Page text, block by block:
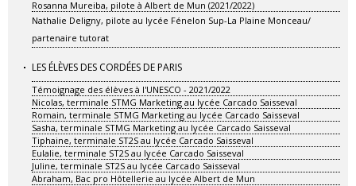
Rosanna Mureiba, pilote à Albert de Mun (2021/2022)
Nathalie Deligny, pilote au lycée Fénelon Sup-La Plaine Monceau/
partenaire tutorat
LES ÉLÈVES DES CORDÉES DE PARIS
Témoignage des élèves à l'UNESCO - 2021/2022
Nicolas, terminale STMG Marketing au lycée Carcado Saisseval
Romain, terminale STMG Marketing au lycée Carcado Saisseval
Sasha, terminale STMG Marketing au lycée Carcado Saisseval
Tiphaine, terminale ST2S au lycée Carcado Saisseval
Eulalie, terminale ST2S au lycée Carcado Saisseval
Juline, terminale ST2S au lycée Carcado Saisseval
Abraham, Bac pro Hôtellerie au lycée Albert de Mun